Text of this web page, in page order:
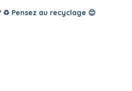
♻️ Pensez au recyclage 😊